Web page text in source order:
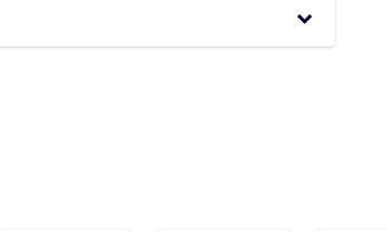
keyboard_arrow_down